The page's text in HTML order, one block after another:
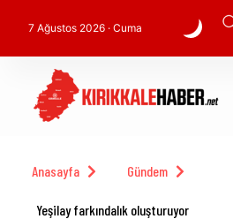
7 Ağustos 2026 · Cuma
Anasayfa Gündem
Yeşilay farkındalık oluşturuyor